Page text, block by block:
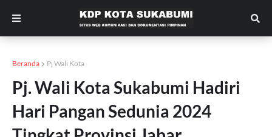
Beranda Pj Wali Kota
Pj. Wali Kota Sukabumi Hadiri
Hari Pangan Sedunia 2024